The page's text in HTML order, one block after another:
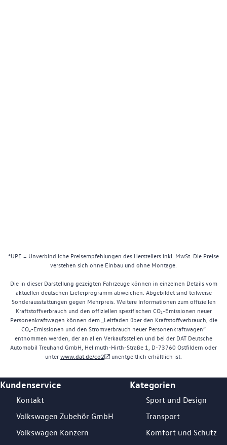
*UPE = Unverbindliche Preisempfehlungen des Herstellers inkl. MwSt. Die Preise
verstehen sich ohne Einbau und ohne Montage.
Die in dieser Darstellung gezeigten Fahrzeuge können in einzelnen Details vom
aktuellen deutschen Lieferprogramm abweichen. Abgebildet sind teilweise
Sonderausstattungen gegen Mehrpreis. Weitere Informationen zum offiziellen
Kraftstoffverbrauch und den offiziellen spezifischen CO₂-Emissionen neuer
Personenkraftwagen können dem „Leitfaden über den Kraftstoffverbrauch, die
CO₂-Emissionen und den Stromverbrauch neuer Personenkraftwagen“
entnommen werden, der an allen Verkaufsstellen und bei der DAT Deutsche
Automobil Treuhand GmbH, Hellmuth-Hirth-Straße 1, D-73760 Ostfildern oder
unterwww.dat.de/co2 unentgeltlich erhältlich ist.
Footer Teaser
Kundenservice
Kontakt
Volkswagen Zubehör GmbH
Volkswagen Konzern
Kategorien
Sport und Design
Transport
Komfort und Schutz